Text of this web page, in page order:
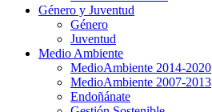
Género y Juventud
Género
Juventud
Medio Ambiente
MedioAmbiente 2014-2020
MedioAmbiente 2007-2013
Endoñánate